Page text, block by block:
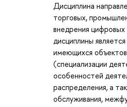
Дисциплина
торговых,
внедрения
дисциплины
имеющихся
(специализации
особенностей
распределения, а
обслуживания,